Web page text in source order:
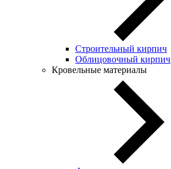
Строительный кирпич
Облицовочный кирпич
Кровельные материалы